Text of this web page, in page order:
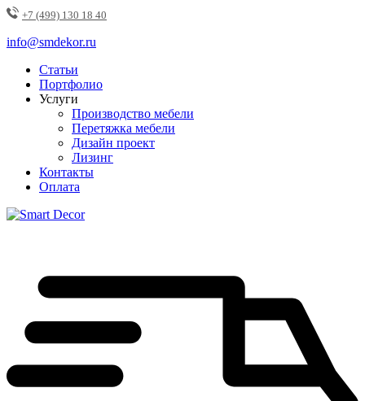
+7 (499) 130 18 40
info@smdekor.ru
Статьи
Портфолио
Услуги
Производство мебели
Перетяжка мебели
Дизайн проект
Лизинг
Контакты
Оплата